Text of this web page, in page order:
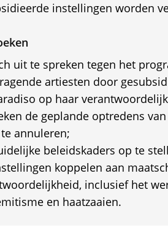
instellingen worden
uit te spreken tegen het
artiesten door
op haar
de geplande optredens
annuleren;
beleidskaders op te
koppelen aan
inclusief het
en haatzaaien.